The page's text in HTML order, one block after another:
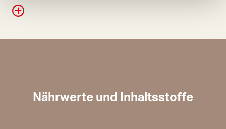
Nährwerte und Inhaltsstoffe